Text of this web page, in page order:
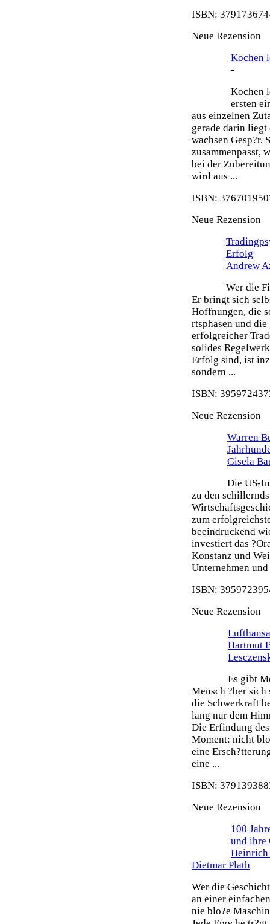
ISBN:
Neue Rezension
Kochen
-
Kochen
ersten
aus einzelnen
gerade darin
wachsen Gesp?r,
zusammenpasst,
bei der
wird aus ...
ISBN:
Neue Rezension
Erfolg
Andrew
Wer die
Er bringt sich
Hoffnungen, die
rtsphasen und
erfolgreicher
solides
Erfolg sind, ist
sondern ...
ISBN:
Neue Rezension
Warren
Gisela
Die US-
zu den
zum
beeindruckend
investiert das
Konstanz und
Unternehmen
ISBN:
Neue Rezension
Hartmut
Es gibt
Mensch ?ber sich
die Schwerkraft
lang nur dem
Die Erfindung
Moment: nicht
eine
eine ...
ISBN:
Neue Rezension
100
und ihre
Heinrich
Dietmar Plath
Wer die
an einer
nie blo?e